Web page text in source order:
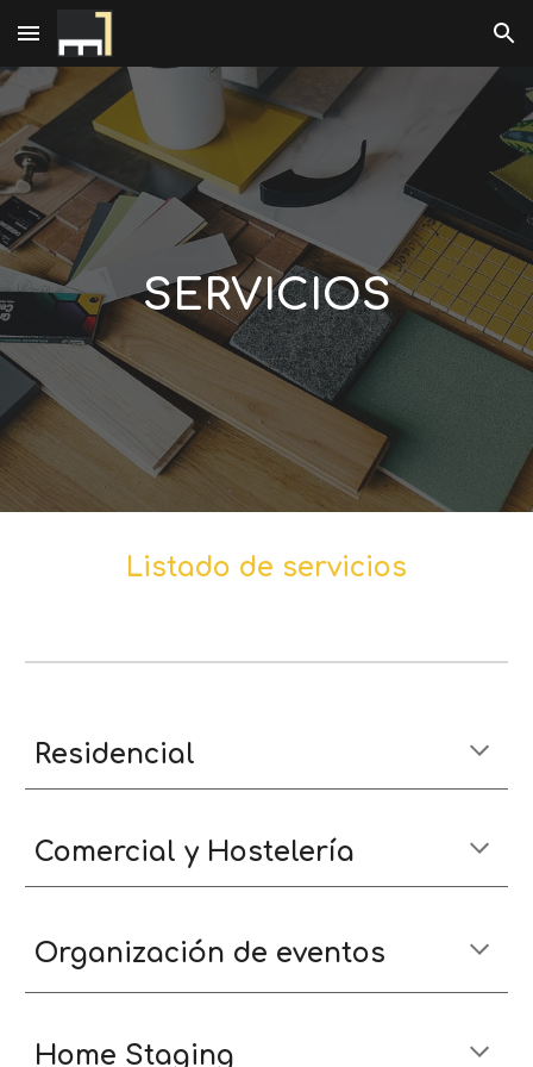
Skip to main content Skip to navigation
SERVICIOS
Listado de servicios
Residencial
Comercial y Hostelería
Organización de eventos
Home Staging